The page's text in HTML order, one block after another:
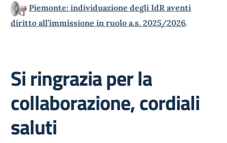
Piemonte: individuazione degli IdR aventi
diritto all’immissione in ruolo a.s. 2025/2026.
Si ringrazia per la
collaborazione, cordiali
saluti